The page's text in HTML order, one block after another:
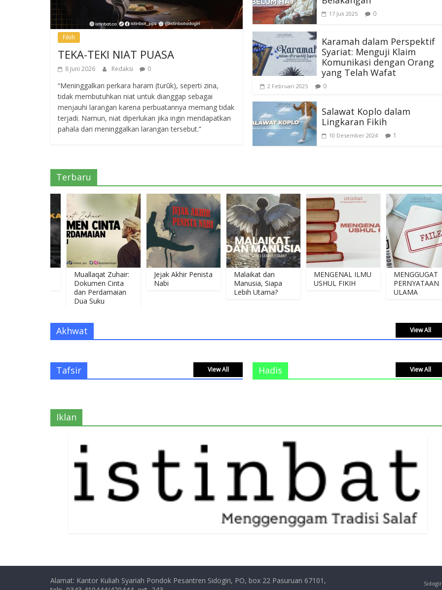
Fikih
TEKA-TEKI NIAT PUASA
8 Juni 2026 Redaksi 0
“Meninggalkan perkara haram (turūk), seperti zina,
tidak membutuhkan niat untuk dianggap sebagai
menjauhi larangan karena perbuatannya memang tidak
terjadi. Namun, niat diperlukan jika ingin mendapatkan
pahala dari meninggalkan larangan tersebut.”
17 Juli 2025 0
Karamah dalam Perspektif
Syariat: Menguji Klaim
Komunikasi dengan Orang
yang Telah Wafat
2 Februari 2025 0
Salawat Koplo dalam
Lingkaran Fikih
10 Desember 2024 1
Terbaru
Muallaqat Zuhair:
Dokumen Cinta
dan Perdamaian
Dua Suku
Jejak Akhir Penista
Malaikat dan
Manusia, Siapa
Lebih Utama?
MENGENAL ILMU
USHUL FIKIH
MENGGUGAT
PERNYATAAN
ULAMA
Akhwat View All
Tafsir View All Hadis View All
Iklan
Alamat: Kantor Kuliah Syariah Pondok Pesantren Sidogiri, PO, box 22 Pasuruan 67101,